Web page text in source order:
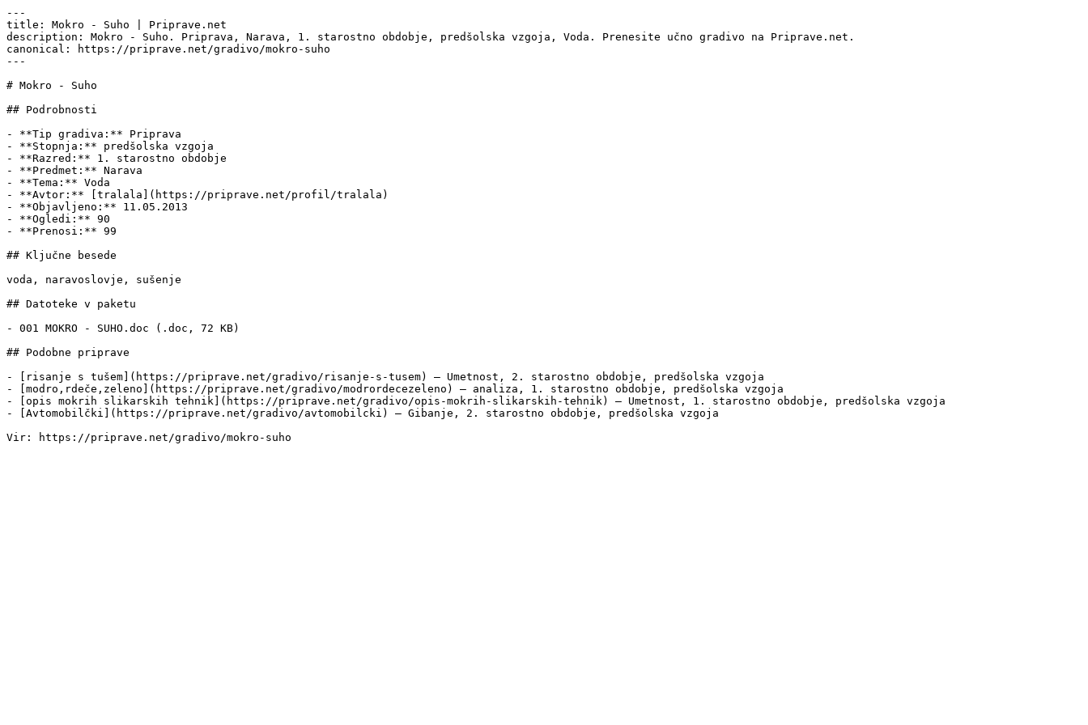
---
title: Mokro - Suho | Priprave.net
description: Mokro - Suho. Priprava, Narava, 1. starostno obdobje, predšolska vzgoja, Voda. Prenesite učno gradivo na Priprave.net.
canonical: https://priprave.net/gradivo/mokro-suho
---
# Mokro - Suho
## Podrobnosti
- **Tip gradiva:** Priprava
- **Stopnja:** predšolska vzgoja
- **Razred:** 1. starostno obdobje
- **Predmet:** Narava
- **Tema:** Voda
- **Avtor:** [tralala](https://priprave.net/profil/tralala)
- **Objavljeno:** 11.05.2013
- **Ogledi:** 90
- **Prenosi:** 99
## Ključne besede
voda, naravoslovje, sušenje
## Datoteke v paketu
- 001 MOKRO - SUHO.doc (.doc, 72 KB)
## Podobne priprave
- [risanje s tušem](https://priprave.net/gradivo/risanje-s-tusem) — Umetnost, 2. starostno obdobje, predšolska vzgoja
- [modro,rdeče,zeleno](https://priprave.net/gradivo/modrordecezeleno) — analiza, 1. starostno obdobje, predšolska vzgoja
- [opis mokrih slikarskih tehnik](https://priprave.net/gradivo/opis-mokrih-slikarskih-tehnik) — Umetnost, 1. starostno obdobje, predšolska vzgoja
- [Avtomobilčki](https://priprave.net/gradivo/avtomobilcki) — Gibanje, 2. starostno obdobje, predšolska vzgoja